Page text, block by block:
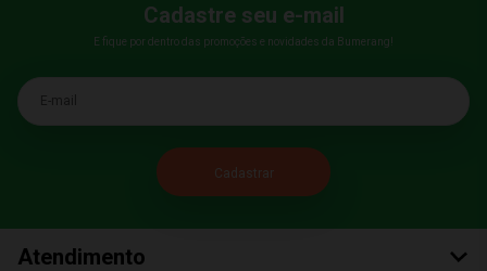
Cadastre seu e-mail
E fique por dentro das promoções e novidades da Bumerang!
E-mail
Atendimento